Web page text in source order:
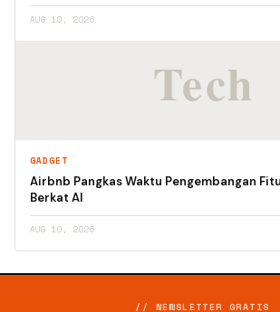
AUG 10, 2026
GADGET
Airbnb Pangkas Waktu Pengembangan
Berkat AI
AUG 10, 2026
// NEWSLETTER GRATIS